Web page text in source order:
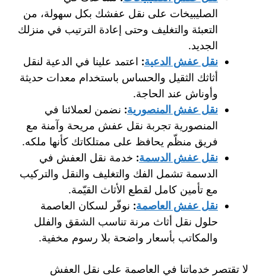
الصليبيخات على نقل عفشك بكل سهولة، من
التعبئة والتغليف وحتى إعادة الترتيب في منزلك
الجديد.
نقل عفش الدعية: اعتمد علينا في الدعية لنقل
أثاثك الثقيل والحساس باستخدام معدات حديثة
وأوناش عند الحاجة.
نقل عفش المنصورية: نضمن لعملائنا في
المنصورية تجربة نقل عفش مريحة وآمنة مع
فريق منظّم يحافظ على ممتلكاتك كأنها ملكه.
نقل عفش الدسمة: خدمة نقل العفش في
الدسمة تشمل الفك والتغليف والنقل والتركيب
مع تأمين كامل لقطع الأثاث القيّمة.
نقل عفش العاصمة: نوفّر لسكان العاصمة
حلول نقل أثاث مرنة تناسب الشقق والفلل
والمكاتب بأسعار واضحة بلا رسوم مخفية.
لا تقتصر خدماتنا في العاصمة على نقل العفش